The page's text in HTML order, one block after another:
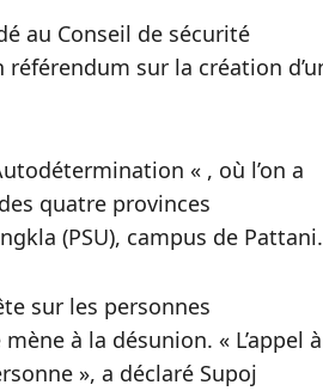
au Conseil de sécurité
référendum sur la création
« , où l’on a
quatre provinces
(PSU), campus de Pattani.
sur les personnes
à la désunion. « L’appel à
», a déclaré Supoj